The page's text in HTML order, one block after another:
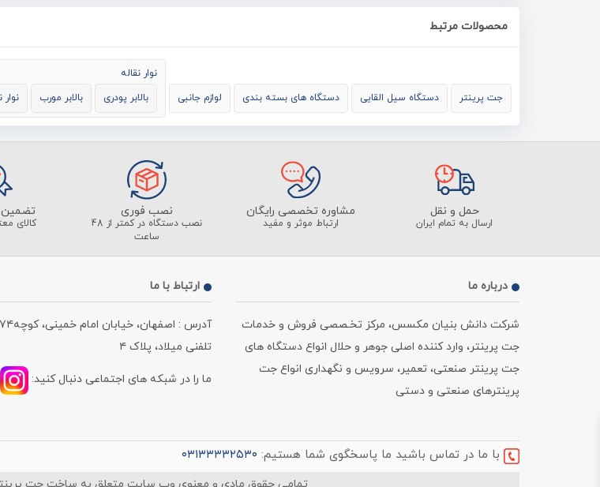
محصولات مرتبط
جت پرینتر دستگاه سیل القایی دستگاه های بسته بندی لوازم جانبی
نوار نقاله
بالابر پودری
بالابر مورب نوار
حمل و نقل
ارسال به تمام ایران
مشاوره تخصصی رایگان
ارتباط موثر و مفید
نصب فوری
نصب دستگاه در کمتر از 48
ساعت
تضمین
کالای
درباره ما
شرکت دانش بنیان مکسس، مرکز تخـصصی فروش و خدمات
جت پرینتر، وارد کننده اصلی جوهر و حلال انواع دستگاه های
جت پرینتر صنعتی، تعمیر، سرویس و نگهداری انواع جت
پرینترهای صنعتی و دستی
ارتباط با ما
تلفنی میلاد، پلاک ۴
ما را در شبکه های اجتماعی دنبال کنید:
با ما در تماس باشید ما پاسخگوی شما هستیم: ۰۳۱۳۳۳۳۲۵۳۰